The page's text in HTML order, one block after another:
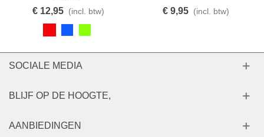
€ 12,95 (incl. btw) € 9,95 (incl. btw)
SOCIALE MEDIA
BLIJF OP DE HOOGTE,
AANBIEDINGEN